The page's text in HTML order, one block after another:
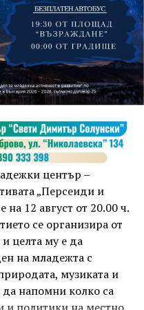
са предвидили
здраво тяло.
йога Йоанна Петрова
тонус с групова
това ще има мозъчна
Вечерта ще
български
– в парка,
център –
„Персеиди и
12 август от 20.00 ч.
се организира от
целта му е да
на младежта с
музиката и
напомни колко са